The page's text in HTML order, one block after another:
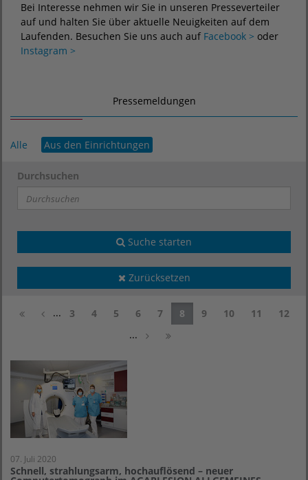
Bei Interesse nehmen wir Sie in unseren Presseverteiler
auf und halten Sie über aktuelle Neuigkeiten auf dem
Laufenden. Besuchen Sie uns auch auf Facebook > oder
Instagram >
Pressemeldungen
Alle Aus den Einrichtungen
Durchsuchen
Suche starten
Zurücksetzen
... 3 4 5 6 7 8 9 10 11
12
...
07. Juli 2020
Schnell, strahlungsarm, hochauflösend – neuer